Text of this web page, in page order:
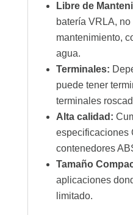
Libre de
batería VRLA,
mantenimiento,
agua.
Terminales:
puede tener
terminales
Alta calidad:
especificaciones
contenedores
Tamaño
aplicaciones
limitado.